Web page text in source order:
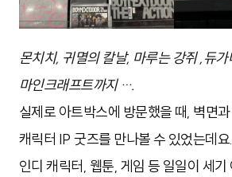
몬치치, 귀멸의 칼날, 마루는 강쥐 ,듀가
마인크래프트까지 ….
실제로 아트박스에 방문했을 때, 벽면
캐릭터 IP 굿즈를 만나볼 수 있었는데
인디 캐릭터, 웹툰, 게임 등 일일이 세기